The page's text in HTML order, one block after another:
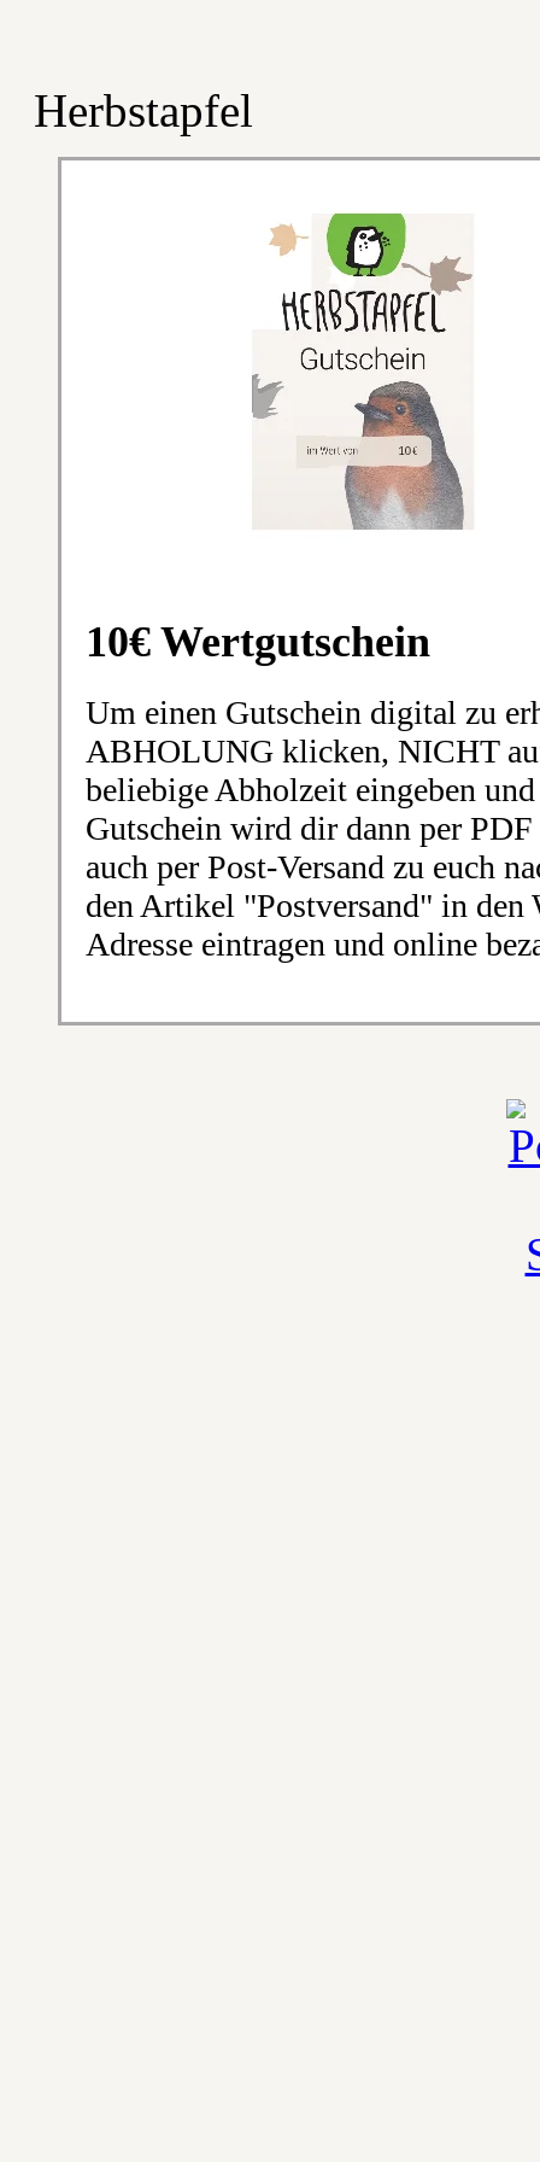
Herbstapfel
10€ Wertgutschein
Um einen Gutschein digital zu
ABHOLUNG klicken, NICHT
beliebige Abholzeit eingeben
Gutschein wird dir dann per
auch per Post-Versand zu euch
den Artikel "Postversand" in den
Adresse eintragen und online